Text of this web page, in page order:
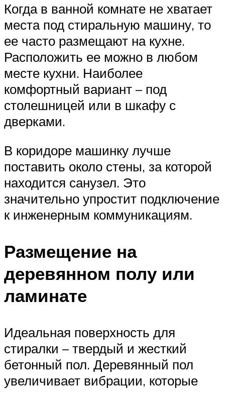
Когда в ванной комнате не хватает
места под стиральную машину, то
ее часто размещают на кухне.
Расположить ее можно в любом
месте кухни. Наиболее
комфортный вариант – под
столешницей или в шкафу с
дверками.
В коридоре машинку лучше
поставить около стены, за которой
находится санузел. Это
значительно упростит подключение
к инженерным коммуникациям.
Размещение на
деревянном полу или
ламинате
Идеальная поверхность для
стиралки – твердый и жесткий
бетонный пол. Деревянный пол
увеличивает вибрации, которые